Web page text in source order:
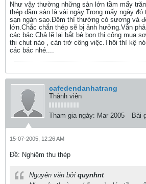
Như vậy thường những sàn lớn tầm mấy
thép dầm sàn là vài ngày.Trong mấy ngày
sạn ngàn sao.Đêm thì thường có sương và
lớn.Chắc chắn thép sẽ bị ảnh hưởng.Vẫn
các bác.Chả lẽ lại bắt bẻ bọn thi công mua
thi chut nào , cản trở công việc.Thôi thì kệ
các bác nhé....
cafedendanhatrang
Thành viên
Tham gia ngày: Mar 2005 Bài
15-07-2005, 12:26 AM
Ðề: Nghiệm thu thép
Nguyên văn bởi quynhnt